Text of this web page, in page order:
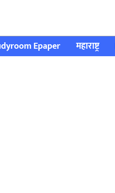
Epaper महाराष्ट्र